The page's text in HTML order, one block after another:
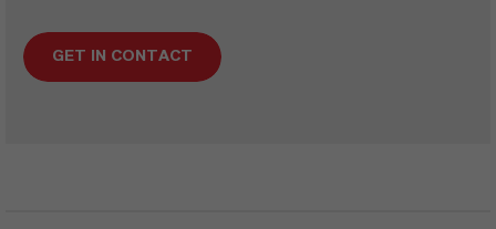
GET IN CONTACT